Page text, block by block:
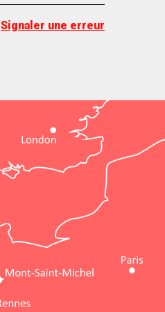
Signaler une erreur